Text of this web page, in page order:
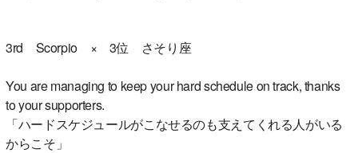
3rd Scorpio × 3位 さそり座
You are managing to keep your hard schedule on track, thanks
to your supporters.
「ハードスケジュールがこなせるのも支えてくれる人がいる
からこそ」